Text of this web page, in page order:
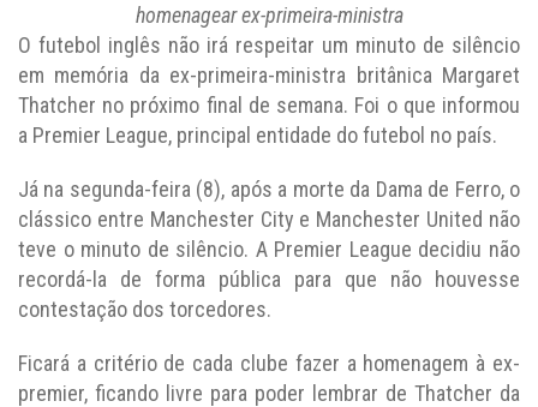
homenagear ex-primeira-ministra
O futebol inglês não irá respeitar um minuto de silêncio
em memória da ex-primeira-ministra britânica Margaret
Thatcher no próximo final de semana. Foi o que informou
a Premier League, principal entidade do futebol no país.
Já na segunda-feira (8), após a morte da Dama de Ferro, o
clássico entre Manchester City e Manchester United não
teve o minuto de silêncio. A Premier League decidiu não
recordá-la de forma pública para que não houvesse
contestação dos torcedores.
Ficará a critério de cada clube fazer a homenagem à ex-
premier, ficando livre para poder lembrar de Thatcher da